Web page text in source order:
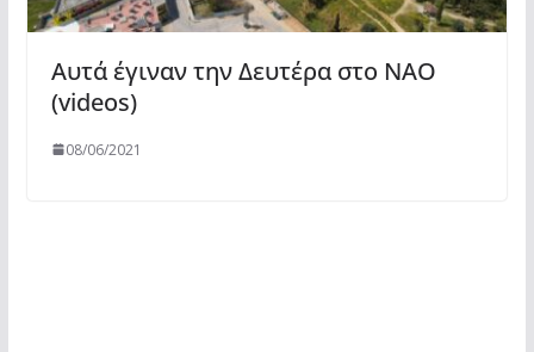
Αυτά έγιναν την Δευτέρα στο ΝΑΟ
(videos)
08/06/2021